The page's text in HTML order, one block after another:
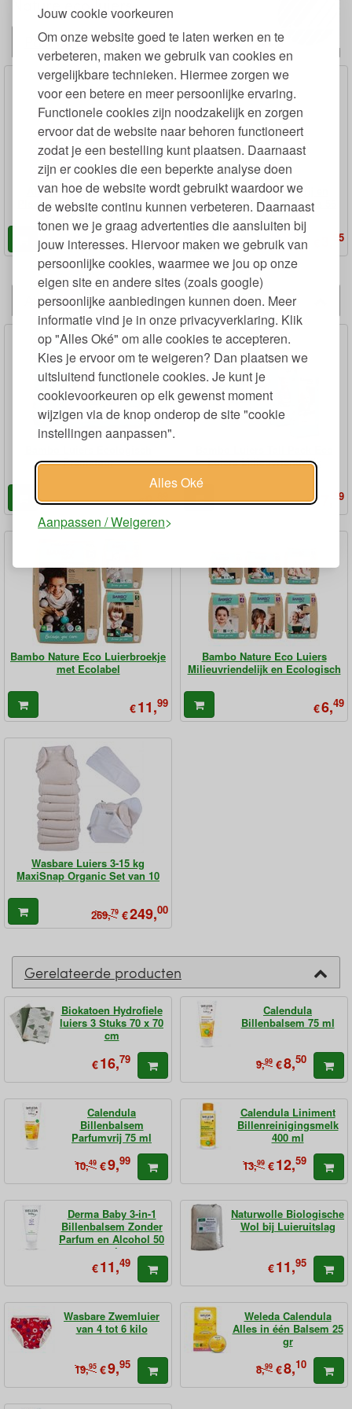
Jouw cookie voorkeuren
Om onze website goed te laten werken en te
verbeteren, maken we gebruik van cookies en
vergelijkbare technieken. Hiermee zorgen we
voor een betere en meer persoonlijke ervaring.
Functionele cookies zijn noodzakelijk en zorgen
ervoor dat de website naar behoren functioneert
zodat je een bestelling kunt plaatsen. Daarnaast
zijn er cookies die een beperkte analyse doen
van hoe de website wordt gebruikt waardoor we
de website continu kunnen verbeteren. Daarnaast
tonen we je graag advertenties die aansluiten bij
jouw interesses. Hiervoor maken we gebruik van
persoonlijke cookies, waarmee we jou op onze
eigen site en andere sites (zoals google)
persoonlijke aanbiedingen kunnen doen. Meer
informatie vind je in onze privacyverklaring. Klik
op "Alles Oké" om alle cookies te accepteren.
Kies je ervoor om te weigeren? Dan plaatsen we
uitsluitend functionele cookies. Je kunt je
cookievoorkeuren op elk gewenst moment
wijzigen via de knop onderop de site "cookie
instellingen aanpassen".
Alles Oké
Aanpassen / Weigeren
Nature eco luiers
Past bij
Afbreekbare Babydoekjes
Plasticvrij op Waterbasis met
Aloë Vera 56 Stuks
€3,
Babydoekjes Plasticvrij en
Afbreekbaar op Waterbasis 56
Stuks
95
Alternatieven
Prematuur
€9,
Luiers Milieuvriendelijk
€17, 59
Bambo Nature Eco Luierbroekje
met Ecolabel
€11,99
Bambo Nature Eco Luiers
Milieuvriendelijk en Ecologisch
€6,49
Wasbare Luiers 3-15 kg
MaxiSnap Organic Set van 10
269,79 €249,00
Gerelateerde producten
Biokatoen Hydrofiele
luiers 3 Stuks 70 x 70
cm
€16,79
Calendula
Billenbalsem 75 ml
9,99 €8,50
Calendula
Billenbalsem
Parfumvrij 75 ml
10,49 €9,99
Calendula Liniment
Billenreinigingsmelk
400 ml
13,99 €12,59
Derma Baby 3-in-1
Billenbalsem Zonder
Parfum en Alcohol 50
ml
€11,49
Naturwolle Biologische
Wol bij Luieruitslag
€11,95
Wasbare Zwemluier
van 4 tot 6 kilo
19,95 €9,95
Weleda Calendula
Alles in één Balsem 25
gr
8,99 €8,10